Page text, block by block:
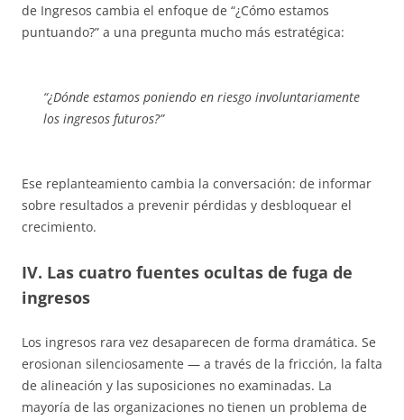
de Ingresos cambia el enfoque de “¿Cómo estamos
puntuando?” a una pregunta mucho más estratégica:
“¿Dónde estamos poniendo en riesgo involuntariamente
los ingresos futuros?”
Ese replanteamiento cambia la conversación: de informar
sobre resultados a prevenir pérdidas y desbloquear el
crecimiento.
IV. Las cuatro fuentes ocultas de fuga de
ingresos
Los ingresos rara vez desaparecen de forma dramática. Se
erosionan silenciosamente — a través de la fricción, la falta
de alineación y las suposiciones no examinadas. La
mayoría de las organizaciones no tienen un problema de